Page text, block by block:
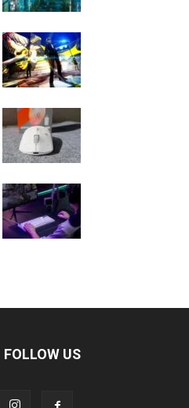
FOLLOW US